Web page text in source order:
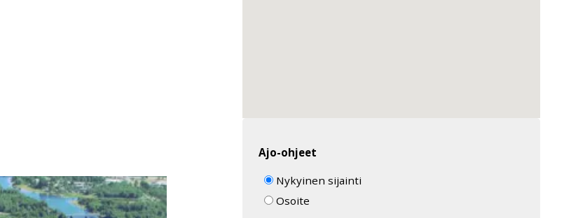
Ajo-ohjeet
Nykyinen sijainti
Osoite